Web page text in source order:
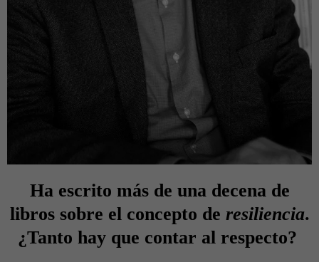
Ha escrito más de una decena de
libros sobre el concepto de resiliencia.
¿Tanto hay que contar al respecto?